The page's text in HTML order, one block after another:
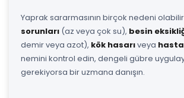
Yaprak sararmasının birçok nedeni
sorunları (az veya çok su), besin
demir veya azot), kök hasarıveya
nemini kontrol edin, dengeli gübre
gerekiyorsa bir uzmana danışın.